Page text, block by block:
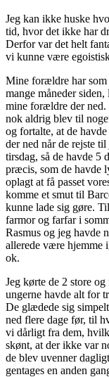
Jeg kan ikke huske
tid, hvor det ikke har
Derfor var det helt
vi kunne være
Mine forældre har
mange måneder
mine forældre der ned.
nok aldrig blev til
og fortalte, at de
der ned når de rejste
tirsdag, så de havde 5
præcis, som de havde
oplagt at få passet
komme et smut til
kunne lade sig gøre.
farmor og farfar i
Rasmus og jeg havde
allerede være hjemme
ok.
Jeg kørte de 2 store
ungerne havde alt for
De glædede sig
ned flere dage før, til
vi dårligt fra dem,
skønt, at der ikke var
de blev uvenner
gentages en anden